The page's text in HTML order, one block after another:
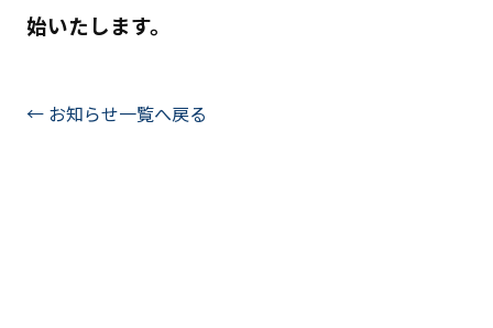
始いたします。
← お知らせ一覧へ戻る